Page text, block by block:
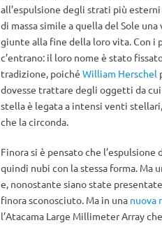
all’espulsione degli strati più
di massa simile a quella del Sole una
giunte alla fine della loro vita. Con i
c’entrano: il loro nome è stato
tradizione, poiché William Herschel
dovesse trattare degli oggetti da
stella è legata a intensi venti
che la circonda.
Finora si è pensato che
quindi nubi con la stessa forma. Ma
e, nonostante siano state
finora sconosciuto. Ma in una nuova
l’Atacama Large Millimeter Array